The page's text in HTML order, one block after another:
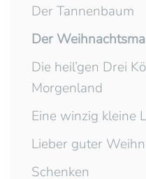
Der Tannenbaum
Der
Die heil’gen Drei
Morgenland
Eine winzig kleine
Lieber guter
Schenken